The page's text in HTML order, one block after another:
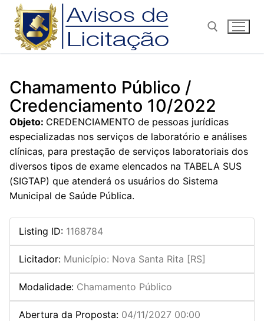
Pular
para
conteúdo
Chamamento Público /
Credenciamento 10/2022
Objeto: CREDENCIAMENTO de pessoas jurídicas
especializadas nos serviços de laboratório e análises
clínicas, para prestação de serviços laboratoriais dos
diversos tipos de exame elencados na TABELA SUS
(SIGTAP) que atenderá os usuários do Sistema
Municipal de Saúde Pública.
Listing ID: 1168784
Licitador: Município: Nova Santa Rita [RS]
Modalidade: Chamamento Público
Abertura da Proposta: 04/11/2027 00:00